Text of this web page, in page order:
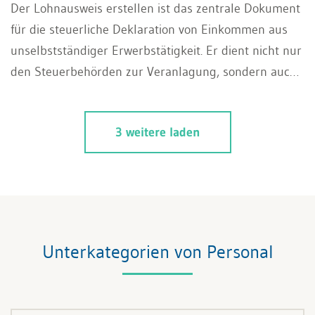
Der Lohnausweis erstellen ist das zentrale Dokument
für die steuerliche Deklaration von Einkommen aus
unselbstständiger Erwerbstätigkeit. Er dient nicht nur
den Steuerbehörden zur Veranlagung, sondern auch
offizieller Nachweis sämtlicher geldwerter Leistungen.
3 weitere laden
Unterkategorien von Personal